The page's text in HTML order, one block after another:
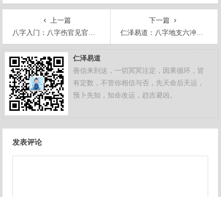
上一篇
八字入门：八字伤官见官如何化解？
下一篇
仁泽易道：八字地支六冲详解
仁泽易道
善信来到这，一切冥冥注定，因果循环，皆
有定数，不管你相信与否，先天命后天运，
预卜先知，知命改运，趋吉避凶。
发表评论